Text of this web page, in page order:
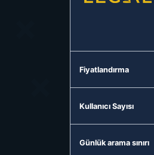
Fiyatlandırma
Kullanıcı Sayısı
Günlük arama sınırı